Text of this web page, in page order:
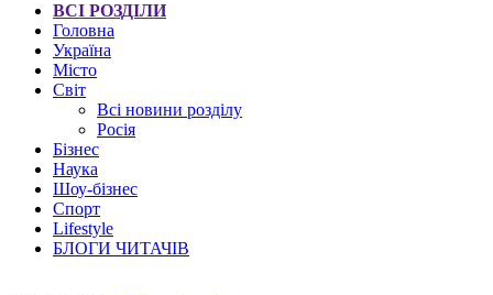
ВСІ РОЗДІЛИ
Головна
Україна
Місто
Світ
Всі новини розділу
Росія
Бізнес
Наука
Шоу-бізнес
Спорт
Lifestyle
БЛОГИ ЧИТАЧІВ